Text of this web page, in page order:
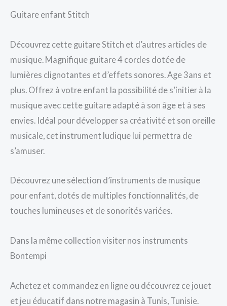
Guitare enfant Stitch
Découvrez cette guitare Stitch et d’autres articles de
musique. Magnifique guitare 4 cordes dotée de
lumières clignotantes et d’effets sonores. Age 3ans et
plus. Offrez à votre enfant la possibilité de s’initier à la
musique avec cette guitare adapté à son âge et à ses
envies. Idéal pour développer sa créativité et son oreille
musicale, cet instrument ludique lui permettra de
s’amuser.
Découvrez une sélection d’instruments de musique
pour enfant, dotés de multiples fonctionnalités, de
touches lumineuses et de sonorités variées.
Dans la même collection visiter nos instruments
Bontempi
Achetez et commandez en ligne ou découvrez ce jouet
et jeu éducatif dans notre magasin à Tunis, Tunisie.